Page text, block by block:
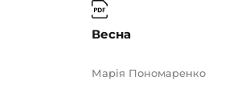
Весна
Марія Пономаренко